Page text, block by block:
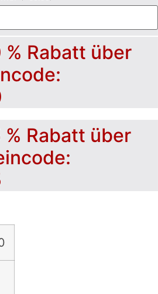
% Rabatt über
% Rabatt über